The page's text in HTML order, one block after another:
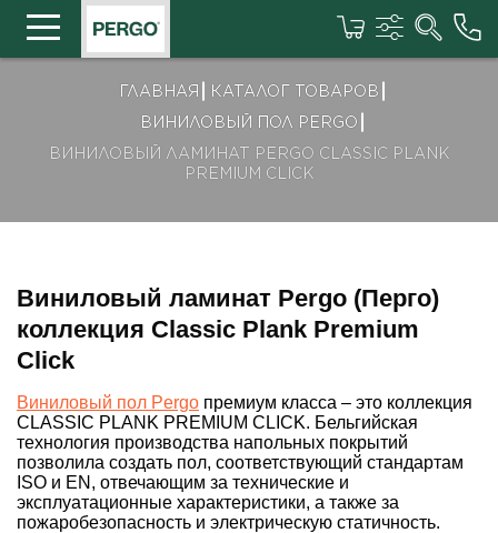
ГЛАВНАЯ
КАТАЛОГ ТОВАРОВ
ВИНИЛОВЫЙ ПОЛ PERGO
ВИНИЛОВЫЙ ЛАМИНАТ PERGO CLASSIC PLANK
PREMIUM CLICK
Виниловый ламинат Pergo (Перго)
коллекция Classic Plank Premium
Click
Виниловый пол Pergo премиум класса – это коллекция
CLASSIC PLANK PREMIUM CLICK. Бельгийская
технология производства напольных покрытий
позволила создать пол, соответствующий стандартам
ISO и EN, отвечающим за технические и
эксплуатационные характеристики, а также за
пожаробезопасность и электрическую статичность.